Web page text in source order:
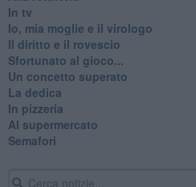
In tv
Io, mia moglie e il virologo
Il diritto e il rovescio
Sfortunato al gioco...
Un concetto superato
La dedica
In pizzeria
Al supermercato
Semafori